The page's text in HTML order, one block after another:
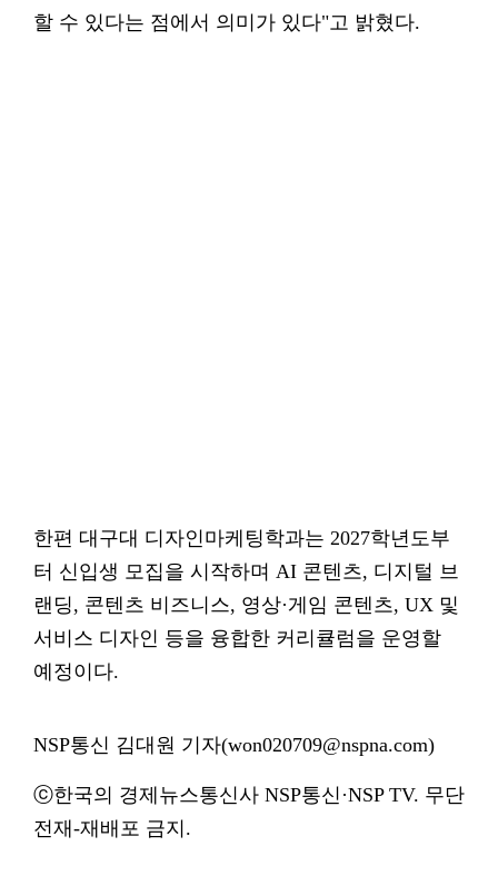
할 수 있다는 점에서 의미가 있다"고 밝혔다.
한편 대구대 디자인마케팅학과는 2027학년도부
터 신입생 모집을 시작하며 AI 콘텐츠, 디지털 브
랜딩, 콘텐츠 비즈니스, 영상·게임 콘텐츠, UX 및
서비스 디자인 등을 융합한 커리큘럼을 운영할
예정이다.
NSP통신 김대원 기자(won020709@nspna.com)
ⓒ한국의 경제뉴스통신사 NSP통신·NSP TV. 무단
전재-재배포 금지.